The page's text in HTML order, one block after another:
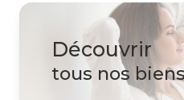
découvrir
tous nos